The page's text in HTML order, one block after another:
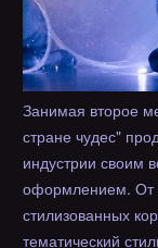
Занимая второе
стране чудес"
индустрии
оформлением. От
стилизованных
тематический